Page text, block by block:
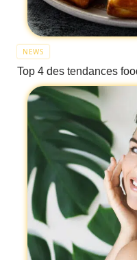
NEWS
Top 4 des tendances